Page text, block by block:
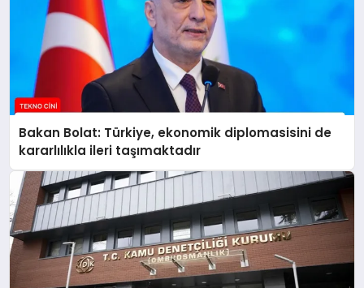
Bakan Bolat: Türkiye, ekonomik diplomasisini de
kararlılıkla ileri taşımaktadır